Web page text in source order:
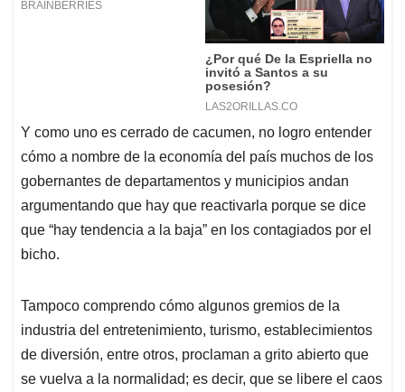
Y como uno es cerrado de cacumen, no logro entender
cómo a nombre de la economía del país muchos de los
gobernantes de departamentos y municipios andan
argumentando que hay que reactivarla porque se dice
que “hay tendencia a la baja” en los contagiados por el
bicho.
Tampoco comprendo cómo algunos gremios de la
industria del entretenimiento, turismo, establecimientos
de diversión, entre otros, proclaman a grito abierto que
se vuelva a la normalidad; es decir, que se libere el caos